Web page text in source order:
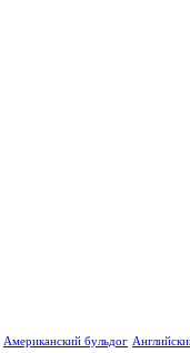
Американский бульдог